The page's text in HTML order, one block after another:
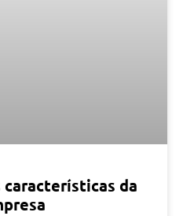
características da